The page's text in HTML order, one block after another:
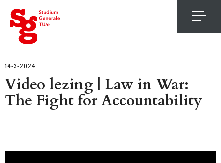
14-3-2024
Video lezing | Law in War:
The Fight for Accountability